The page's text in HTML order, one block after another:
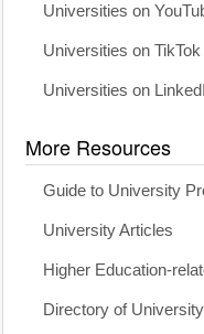
Universities on
Universities on TikTok
Universities on
More Resources
Guide to University
University Articles
Higher Education-
Directory of